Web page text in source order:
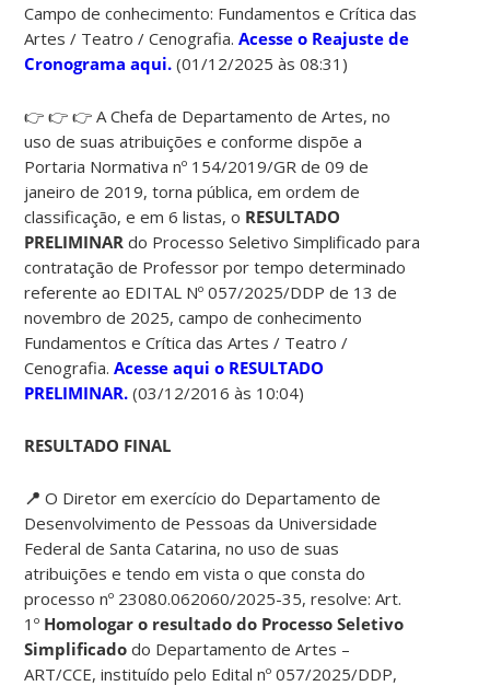
Campo de conhecimento: Fundamentos e Crítica das
Artes / Teatro / Cenografia.Acesse o Reajuste de
Cronograma aqui. (01/12/2025 às 08:31)
👉 👉 👉 A Chefa de Departamento de Artes, no
uso de suas atribuições e conforme dispõe a
Portaria Normativa nº 154/2019/GR de 09 de
janeiro de 2019, torna pública, em ordem de
classificação, e em 6 listas, o RESULTADO
PRELIMINAR do Processo Seletivo Simplificado para
contratação de Professor por tempo determinado
referente ao EDITAL Nº 057/2025/DDP de 13 de
novembro de 2025,campo de conhecimento
Fundamentos e Crítica das Artes / Teatro /
Cenografia.Acesse aqui o RESULTADO
PRELIMINAR. (03/12/2016 às 10:04)
RESULTADO FINAL
📍O Diretor em exercício do Departamento de
Desenvolvimento de Pessoas da Universidade
Federal de Santa Catarina, no uso de suas
atribuições e tendo em vista o que consta do
processo nº 23080.062060/2025-35, resolve: Art.
1º Homologar o resultado do Processo Seletivo
Simplificado do Departamento de Artes –
ART/CCE, instituído pelo Edital nº 057/2025/DDP,